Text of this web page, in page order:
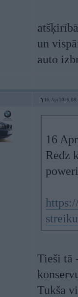
un
auto
16. Apr 2026,
16
Redz
Tieši tā
Tukša